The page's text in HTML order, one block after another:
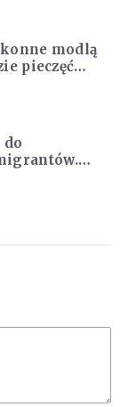
modlą
pieczęć
wiary"
do